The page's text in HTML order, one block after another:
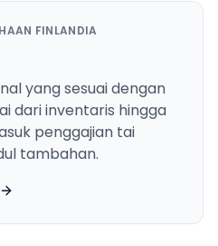
FINLANDIA
yang sesuai dengan
dari inventaris hingga
penggajian tai
tambahan.